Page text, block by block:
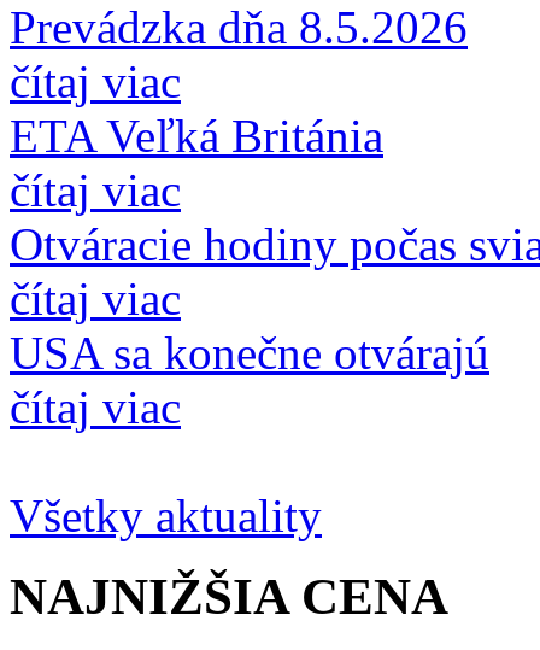
Prevádzka dňa 8.5.2026
čítaj viac
ETA Veľká Británia
čítaj viac
Otváracie hodiny počas
čítaj viac
USA sa konečne otvárajú
čítaj viac
Všetky aktuality
NAJNIŽŠIA CENA